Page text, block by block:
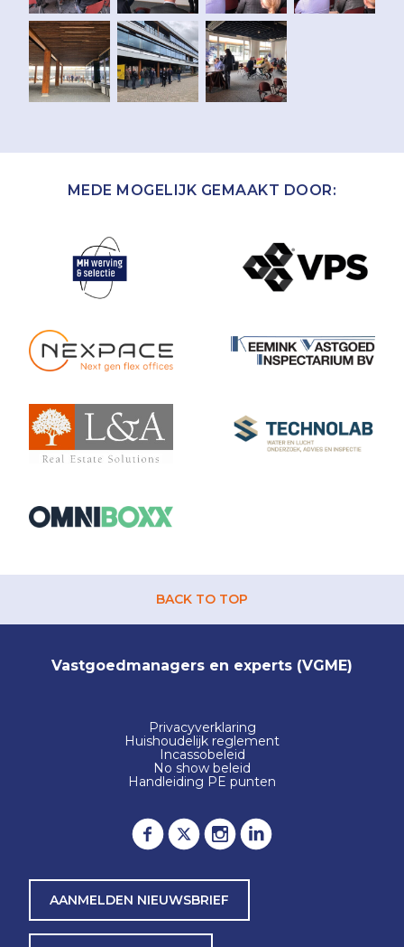
MEDE MOGELIJK GEMAAKT DOOR:
BACK TO TOP
Vastgoedmanagers en experts (VGME)
Privacyverklaring
Huishoudelijk reglement
Incassobeleid
No show beleid
Handleiding PE punten
AANMELDEN NIEUWSBRIEF